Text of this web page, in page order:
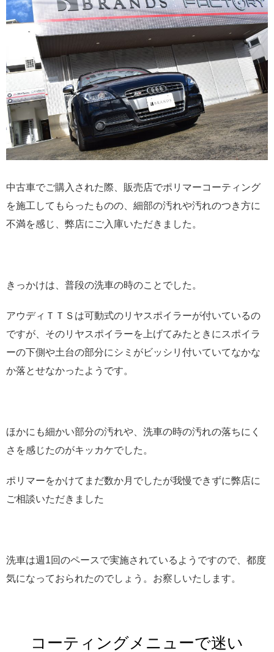
中古車でご購入された際、販売店でポリマーコーティング
を施工してもらったものの、細部の汚れや汚れのつき方に
不満を感じ、弊店にご入庫いただきました。
きっかけは、普段の洗車の時のことでした。
アウディＴＴＳは可動式のリヤスポイラーが付いているの
ですが、そのリヤスポイラーを上げてみたときにスポイラ
ーの下側や土台の部分にシミがビッシリ付いていてなかな
か落とせなかったようです。
ほかにも細かい部分の汚れや、洗車の時の汚れの落ちにく
さを感じたのがキッカケでした。
ポリマーをかけてまだ数か月でしたが我慢できずに弊店に
ご相談いただきました
洗車は週1回のペースで実施されているようですので、都度
気になっておられたのでしょう。お察しいたします。
コーティングメニューで迷い